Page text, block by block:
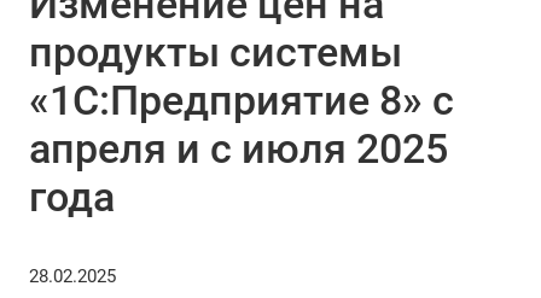
продукты системы
«1С:Предприятие 8» с
апреля и с июля 2025
года
28.02.2025